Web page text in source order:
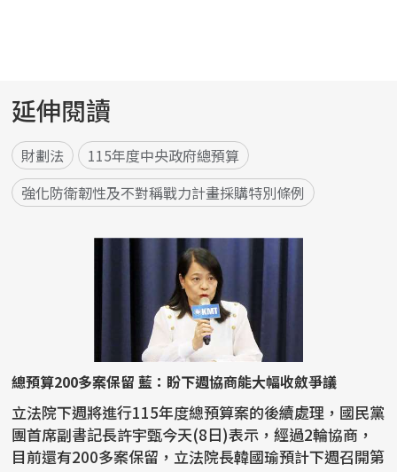
延伸閱讀
財劃法
115年度中央政府總預算
強化防衛韌性及不對稱戰力計畫採購特別條例
總預算200多案保留 藍：盼下週協商能大幅收斂爭議
立法院下週將進行115年度總預算案的後續處理，國民黨
團首席副書記長許宇甄今天(8日)表示，經過2輪協商，
目前還有200多案保留，立法院長韓國瑜預計下週召開第